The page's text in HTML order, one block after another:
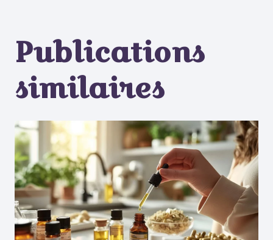
Publications
similaires